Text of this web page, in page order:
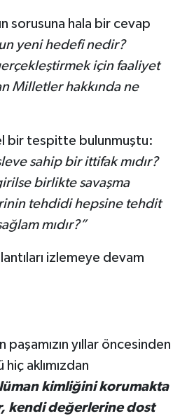
sorusuna hala bir cevap
yeni hedefi nedir?
için faaliyet
Milletler hakkında ne
bir tespitte bulunmuştu:
sahip bir itti­fak mıdır?
birlikte savaşma
tehdidi hep­sine tehdit
mıdır?”
izlemeye devam
paşamızın yıllar öncesinden
aklımızdan
kimliğini korumakta
kendi değerlerine dost